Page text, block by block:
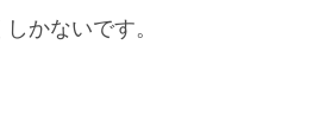
かないです。